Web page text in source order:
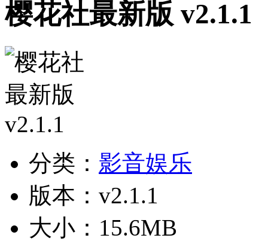
樱花社最新版 v2.1.1
分类： 影音娱乐
版本：v2.1.1
大小：15.6MB